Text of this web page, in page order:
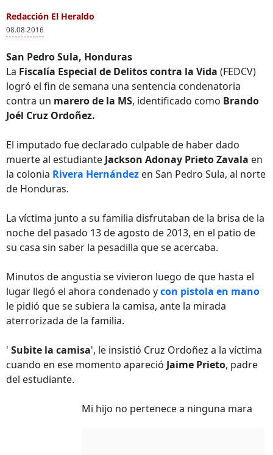
Redacción El Heraldo
08.08.2016
San Pedro Sula, Honduras
La Fiscalía Especial de Delitos contra la Vida (FEDCV)
logró el fin de semana una sentencia condenatoria
contra un marero de la MS, identificado como Brando
Joél Cruz Ordoñez.
El imputado fue declarado culpable de haber dado
muerte al estudiante Jackson Adonay Prieto Zavala en
la colonia Rivera Hernández en San Pedro Sula, al norte
de Honduras.
La víctima junto a su familia disfrutaban de la brisa de la
noche del pasado 13 de agosto de 2013, en el patio de
su casa sin saber la pesadilla que se acercaba.
Minutos de angustia se vivieron luego de que hasta el
lugar llegó el ahora condenado ycon pistola en mano
le pidió que se subiera la camisa, ante la mirada
aterrorizada de la familia.
' Subite la camisa', le insistió Cruz Ordoñez a la víctima
cuando en ese momento apareció Jaime Prieto, padre
del estudiante.
Mi hijo no pertenece a ninguna mara